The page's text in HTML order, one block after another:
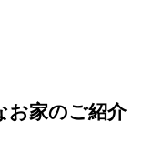
お家のご紹介